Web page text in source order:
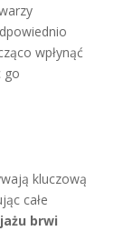
wpłynąć
go
kluczową
całe
brwi